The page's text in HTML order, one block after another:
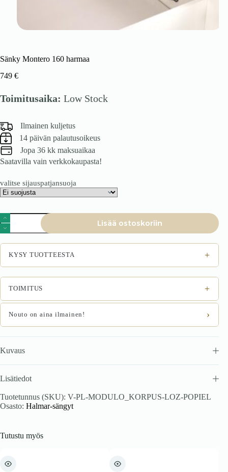
Sänky Montero 160 harmaa
749 €
Toimitusaika: Low Stock
Ilmainen kuljetus
14 päivän palautusoikeus
Jopa 36 kk maksuaikaa
Saatavilla vain verkkokaupasta!
valitse sijauspatjansuoja
Sänky
Montero
160
harmaa
määrä
Lisää ostoskoriin
KYSY TUOTTEESTA +
TOIMITUS +
Nouto on aina ilmainen! ›
Kuvaus
Lisätiedot
Tuotetunnus (SKU): V-PL-MODULO_KORPUS-LOZ-POPIEL
Osasto: Halmar-sängyt
Tutustu myös